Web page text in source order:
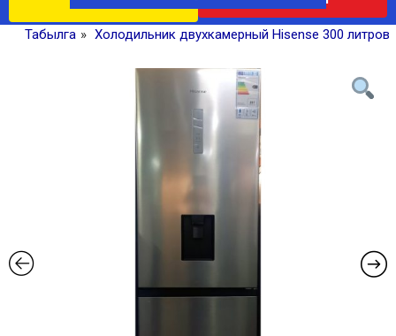
Табылга » Холодильник двухкамерный Hisense 300 литров